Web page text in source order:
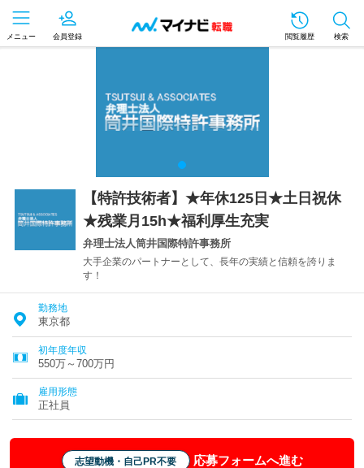
メニュー 会員登録 閲覧履歴 検索
【特許技術者】★年休125日★土日祝休
★残業月15h★福利厚生充実
弁理士法人筒井国際特許事務所
大手企業のパートナーとして、長年の実績と信頼を誇りま
す！
勤務地
東京都
初年度年収
550万～700万円
雇用形態
正社員
志望動機・自己PR不要 応募フォームへ進む